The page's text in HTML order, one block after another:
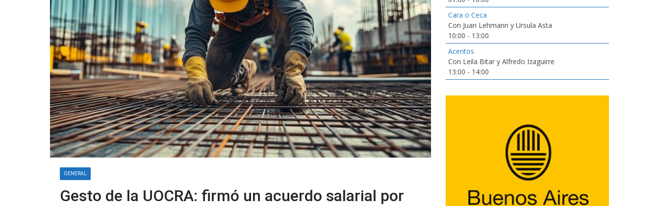
GENERAL
Gesto de la UOCRA: firmó un acuerdo salarial por
Cara o Ceca
Con Juan Lehmann y Ursula Asta
10:00 - 13:00
Acentos
Con Leila Bitar y Alfredo Izaguirre
13:00 - 14:00